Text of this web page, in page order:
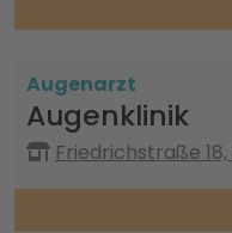
Augenarzt
Augenklinik
Friedrichstraße